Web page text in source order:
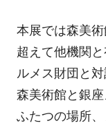
本展では森美
超えて他機関
ルメス財団と
森美術館と銀
ふたつの場所